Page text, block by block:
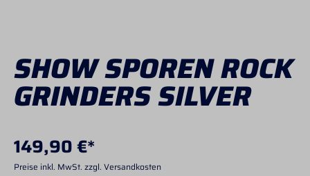
SHOW SPOREN ROCK
GRINDERS SILVER
149,90 €*
Preise inkl. MwSt. zzgl. Versandkosten